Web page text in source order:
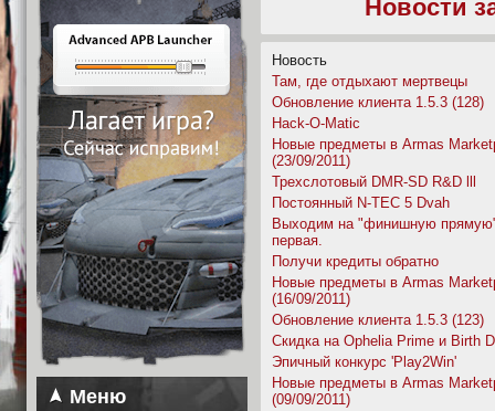
Меню
Новости
Новость
Там, где отдыхают мертвецы
Обновление клиента 1.5.3 (128)
Hack-O-Matic
Новые предметы в Armas
(23/09/2011)
Трехслотовый DMR-SD R&D lll
Постоянный N-TEC 5 Dvah
Выходим на "финишную
первая.
Получи кредиты обратно
Новые предметы в Armas
(16/09/2011)
Обновление клиента 1.5.3 (123)
Скидка на Ophelia Prime и Birth
Эпичный конкурс 'Play2Win'
Новые предметы в Armas
(09/09/2011)